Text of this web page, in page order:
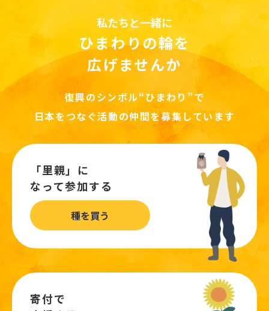
私たちと一緒に
ひまわりの輪を
広げませんか
復興のシンボル“ひまわり”で
日本をつなぐ活動の仲間を募集しています
「里親」に
なって参加する
種を買う
寄付で